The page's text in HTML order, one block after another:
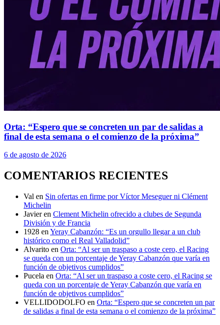
Orta: “Espero que se concreten un par de salidas a
final de esta semana o el comienzo de la próxima”
6 de agosto de 2026
COMENTARIOS RECIENTES
Val en Sin ofertas en firme por Víctor Meseguer ni Clément
Michelin
Javier en Clement Michelin ofrecido a clubes de Segunda
División y de Francia
1928 en Yeray Cabanzón: “Es un orgullo llegar a un club
histórico como el Real Valladolid”
Alvarito en Orta: “Al ser un traspaso a coste cero, el Racing
se queda con un porcentaje de Yeray Cabanzón que varía en
función de objetivos cumplidos”
Pucela en Orta: “Al ser un traspaso a coste cero, el Racing se
queda con un porcentaje de Yeray Cabanzón que varía en
función de objetivos cumplidos”
VELLIDODOLFO en Orta: “Espero que se concreten un par
de salidas a final de esta semana o el comienzo de la próxima”